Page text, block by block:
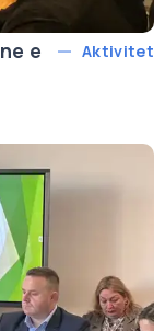
Aktivitet
e